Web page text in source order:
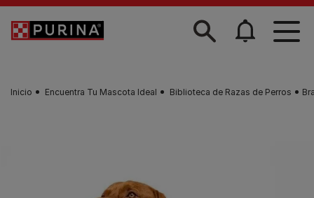
Skip to main content
Inicio Encuentra Tu Mascota Ideal Biblioteca de Razas de Perros